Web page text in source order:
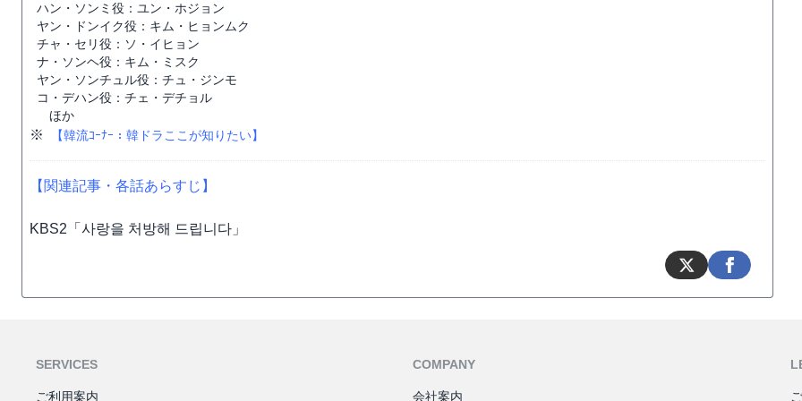
ハン・ソンミ役：ユン・ホジョン
ヤン・ドンイク役：キム・ヒョンムク
チャ・セリ役：ソ・イヒョン
ナ・ソンヘ役：キム・ミスク
ヤン・ソンチュル役：チュ・ジンモ
コ・デハン役：チェ・デチョル
ほか
※ 【韓流ｺｰﾅｰ：韓ドラここが知りたい】
【関連記事・各話あらすじ】
KBS2「사랑을 처방해 드립니다」
SERVICES
ご利用案内
COMPANY
会社案内